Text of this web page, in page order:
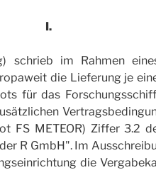
I.
schrieb im Rahmen
die Lieferung je
für das
FS METEOR) Ziffer 3.2
R GmbH". Im
die